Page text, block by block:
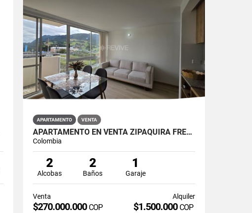
APARTAMENTO VENTA
APARTAMENTO EN VENTA ZIPAQUIRÁ FRENTE A LA UNIMINUTO
Colombia
2
Alcobas
2
Baños
1
Garaje
Venta
$270.000.000 COP
Alquiler
$1.500.000 COP